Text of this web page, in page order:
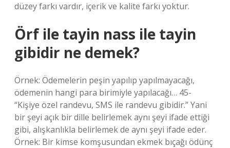
düzey farkı vardır, içerik ve kalite farkı yoktur.
Örf ile tayin nass ile tayin
gibidir ne demek?
Örnek: Ödemelerin peşin yapılıp yapılmayacağı,
ödemenin hangi para birimiyle yapılacağı… 45-
“Kişiye özel randevu, SMS ile randevu gibidir.” Yani
bir şeyi açık bir dille belirlemek aynı şeyi ifade ettiği
gibi, alışkanlıkla belirlemek de aynı şeyi ifade eder.
Örnek: Bir kimse komşusundan ekmek bıçağı ödünç